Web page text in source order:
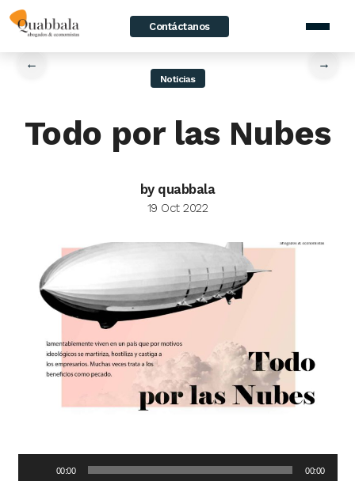
Contáctanos
home / News Todo por las Nubes
←
Noticias
→
Todo por las Nubes
by quabbala
19 Oct 2022
00:00 00:00